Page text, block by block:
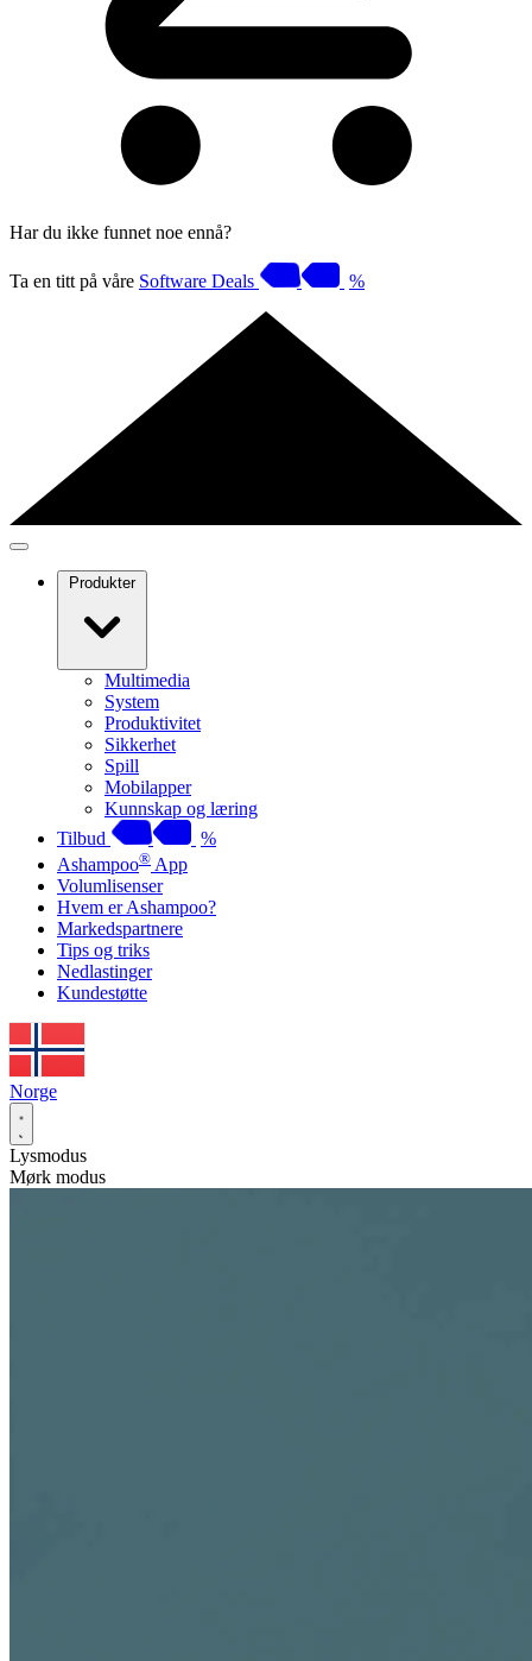
Har du ikke funnet noe ennå?
Ta en titt på våre Software Deals %
Produkter
Multimedia
System
Produktivitet
Sikkerhet
Spill
Mobilapper
Kunnskap og læring
Tilbud
%
Ashampoo® App
Volumlisenser
Hvem er Ashampoo?
Markedspartnere
Tips og triks
Nedlastinger
Kundestøtte
Norge
Lysmodus
Mørk modus